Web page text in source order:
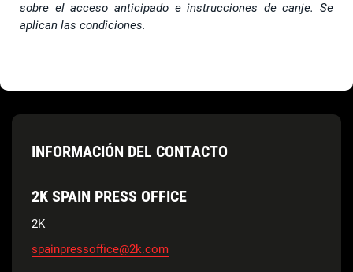
sobre el acceso anticipado e instrucciones de canje. Se
aplican las condiciones.
INFORMACIÓN DEL CONTACTO
2K SPAIN PRESS OFFICE
2K
spainpressoffice@2k.com